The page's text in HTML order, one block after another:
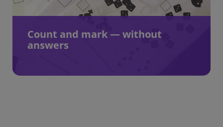
Count and mark — without
answers